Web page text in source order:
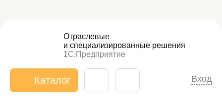
Отраслевые
и специализированные решения
1С:Предприятие
Каталог Вход